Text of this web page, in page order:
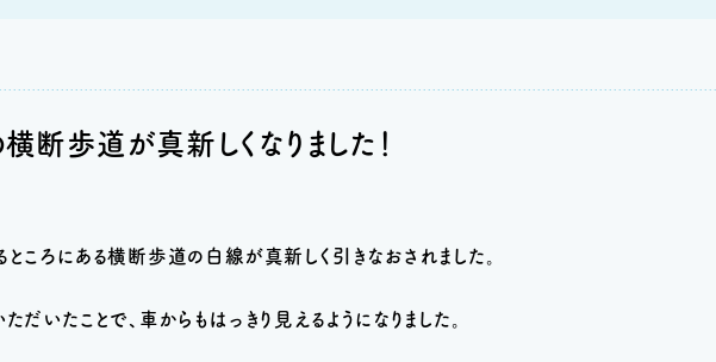
断歩道が真新しくなりました！
ころにある横断歩道の白線が真新しく引きなおされました。
だいたことで、車からもはっきり見えるようになりました。